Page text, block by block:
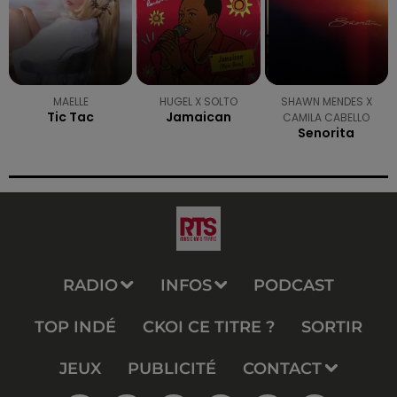
MAELLE
Tic Tac
HUGEL X SOLTO
Jamaican
SHAWN MENDES X
CAMILA CABELLO
Senorita
RADIO INFOS PODCAST
TOP INDÉ CKOI CE TITRE ? SORTIR
JEUX PUBLICITÉ CONTACT